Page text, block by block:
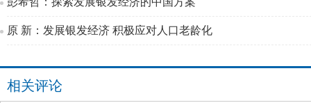
原 新：发展银发经济 积极应对人口老龄化
相关评论